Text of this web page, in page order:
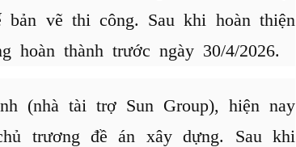
vẽ thi công. Sau khi hoàn thiện
thành trước ngày 30/4/2026.
(nhà tài trợ Sun Group), hiện nay
trương đề án xây dựng. Sau khi